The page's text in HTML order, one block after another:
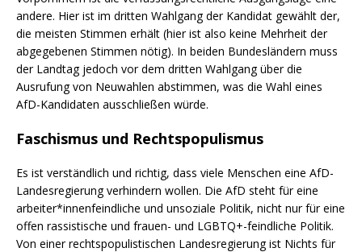
andere. Hier ist im dritten Wahlgang der Kandidat gewählt der,
die meisten Stimmen erhält (hier ist also keine Mehrheit der
abgegebenen Stimmen nötig). In beiden Bundesländern muss
der Landtag jedoch vor dem dritten Wahlgang über die
Ausrufung von Neuwahlen abstimmen, was die Wahl eines
AfD-Kandidaten ausschließen würde.
Faschismus und Rechtspopulismus
Es ist verständlich und richtig, dass viele Menschen eine AfD-
Landesregierung verhindern wollen. Die AfD steht für eine
arbeiter*innenfeindliche und unsoziale Politik, nicht nur für eine
offen rassistische und frauen- und LGBTQ+-feindliche Politik.
Von einer rechtspopulistischen Landesregierung ist Nichts für